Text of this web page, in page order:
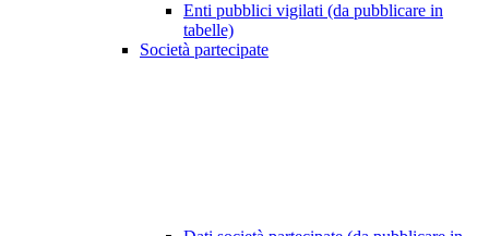
Enti pubblici vigilati (da pubblicare in
tabelle)
Società partecipate